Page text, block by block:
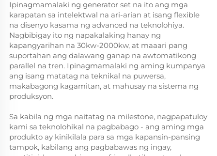
Ipinagmamalaki ng generator set na ito ang mga
karapatan sa intelektwal na ari-arian at isang flexible
na disenyo kasama ng advanced na teknolohiya.
Nagbibigay ito ng napakalaking hanay ng
kapangyarihan na 30kw-2000kw, at maaari pang
suportahan ang dalawang ganap na awtomatikong
parallel na tren. Ipinagmamalaki ng aming kumpanya
ang isang matatag na teknikal na puwersa,
makabagong kagamitan, at mahusay na sistema ng
produksyon.
Sa kabila ng mga naitatag na milestone, nagpapatuloy
kami sa teknolohikal na pagbabago - ang aming mga
produkto ay kinikilala para sa mga kapansin-pansing
tampok, kabilang ang pagbabawas ng ingay,